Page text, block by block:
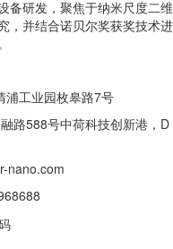
备研发，聚焦于纳米尺度二维
，并结合诺贝尔奖获奖技术进
浦工业园枚皋路7号
路588号中荷科技创新港，D
nano.com